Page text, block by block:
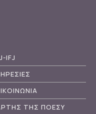
IFJ
ΤΗΣ ΠΟΕΣΥ